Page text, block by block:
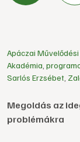
Apáczai
Akadémia
Sarlós Erzsébet
Megoldás az
problémákra